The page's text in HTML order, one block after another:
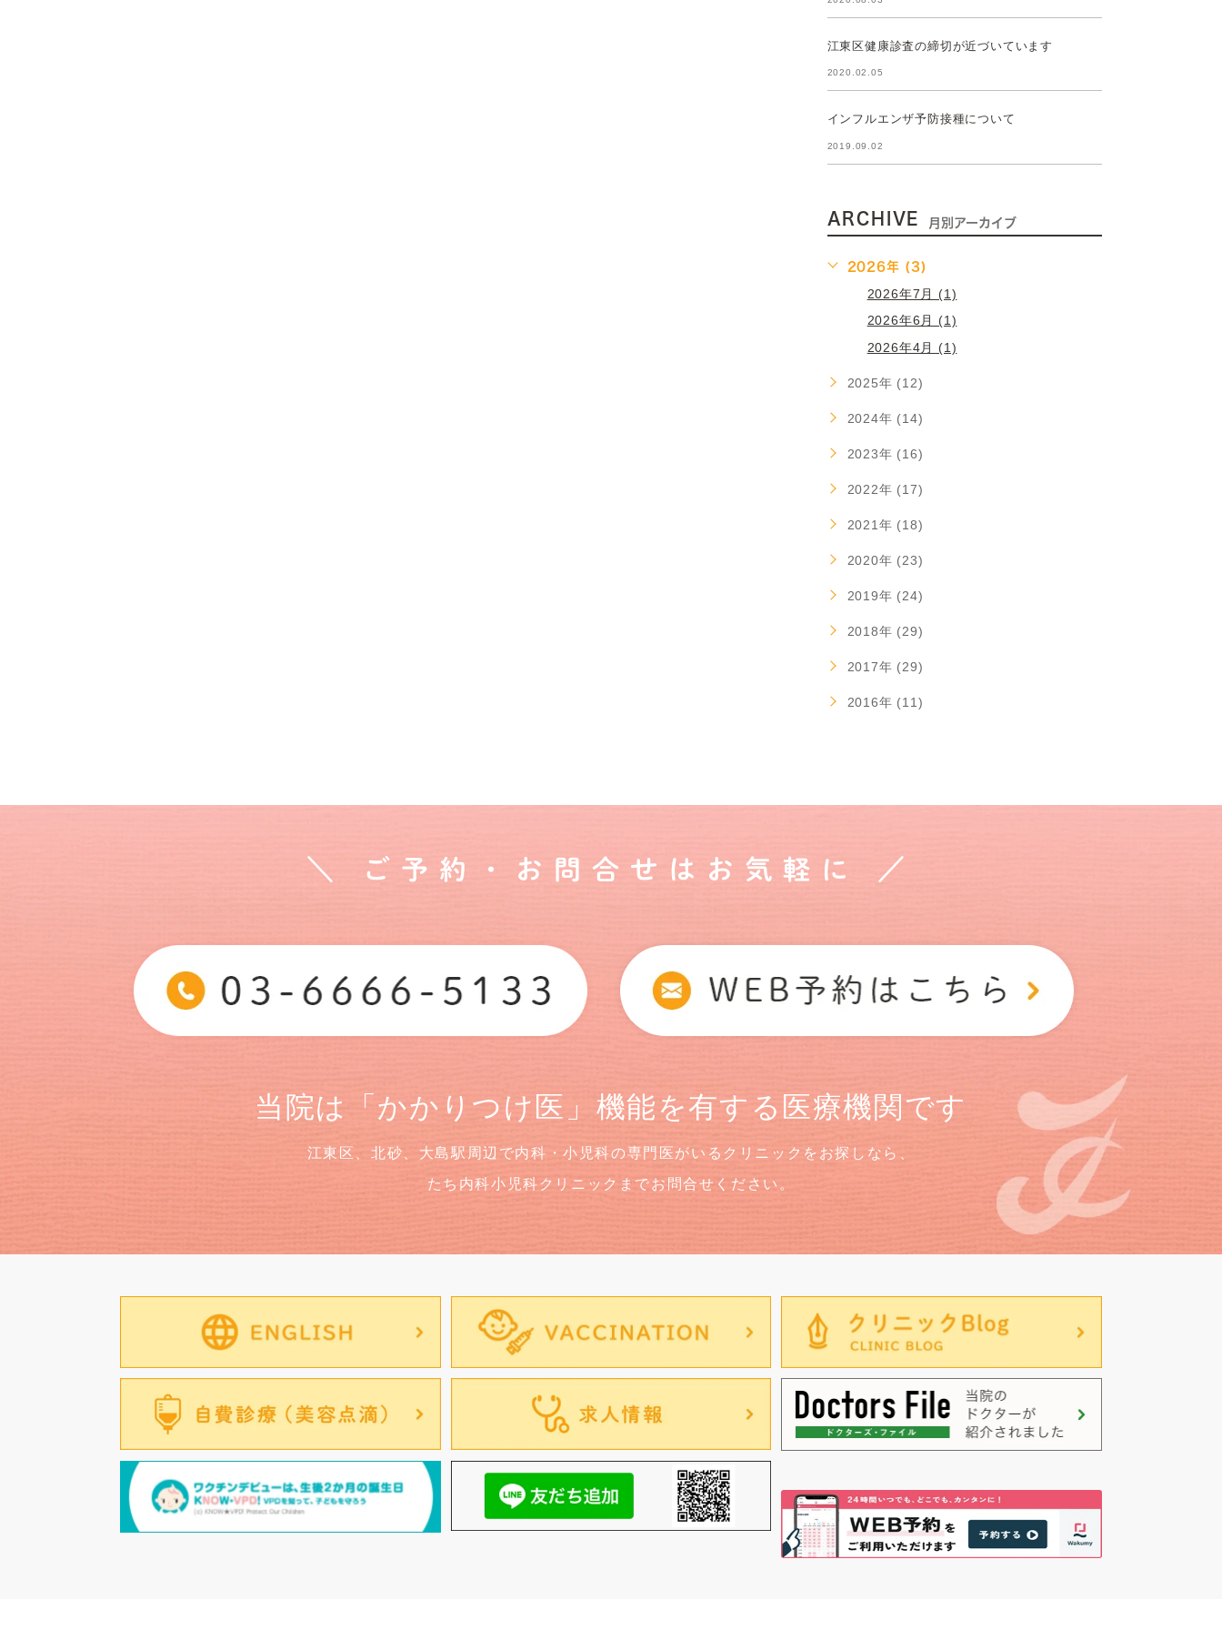
江東区健康診査の締切が近づいています
2020.02.05
インフルエンザ予防接種について
2019.09.02
ARCHIVE 月別アーカイブ
2026年 (3)
2026年7月 (1)
2026年6月 (1)
2026年4月 (1)
2025年 (12)
2024年 (14)
2023年 (16)
2022年 (17)
2021年 (18)
2020年 (23)
2019年 (24)
2018年 (29)
2017年 (29)
2016年 (11)
＼ ご予約・お問合せはお気軽に ／
当院は「かかりつけ医」機能を有する医療機関です
江東区、北砂、大島駅周辺で内科・小児科の専門医がいるクリニックをお探しなら、
たち内科小児科クリニックまでお問合せください。